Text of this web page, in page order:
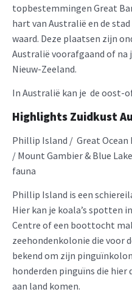
topbestemmingen Great
hart van Australië en de
waard. Deze plaatsen zijn
Australië voorafgaand of na
Nieuw-Zeeland.
In Australië kan je de oost-
Highlights Zuidkust
Phillip Island / Great Ocean
/ Mount Gambier & Blue
fauna
Phillip Island is een
Hier kan je koala’s spotten
Centre of een boottocht
zeehondenkolonie die voor
bekend om zijn
honderden pinguïns die
aan land komen.